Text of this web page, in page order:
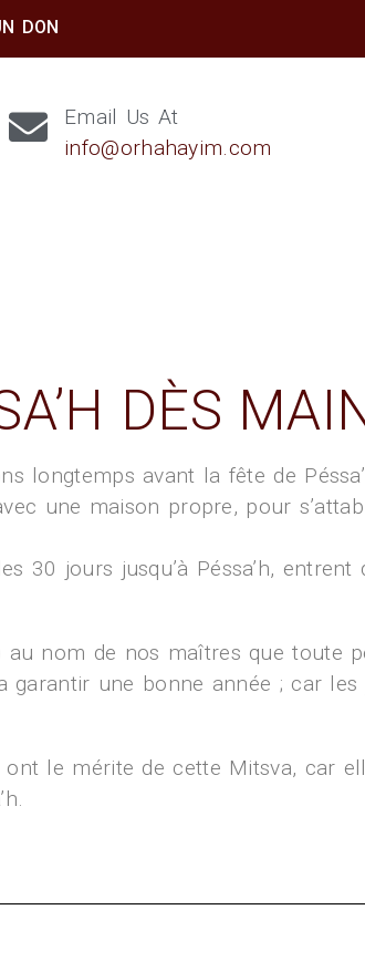
DON
Email Us At
info@orhahayim.com
DÈS
longtemps avant la fête de
une maison propre, pour
30 jours jusqu’à Péssa’h,
nom de nos maîtres que toute
une bonne année ; car les
le mérite de cette Mitsva, car